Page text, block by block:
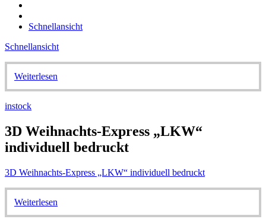
Schnellansicht
Schnellansicht
Weiterlesen
instock
3D Weihnachts-Express „LKW“
individuell bedruckt
3D Weihnachts-Express „LKW“ individuell bedruckt
Weiterlesen